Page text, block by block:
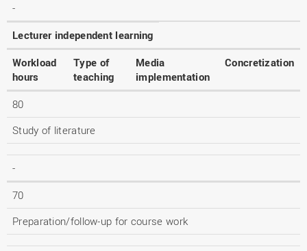
-
Lecturer independent learning
Workload
hours
Type of
teaching
Media
implementation
Concretization
80
Study of literature
-
70
Preparation/follow-up for course work